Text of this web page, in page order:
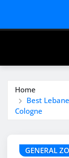
Home
Best
Cologne
GENERAL